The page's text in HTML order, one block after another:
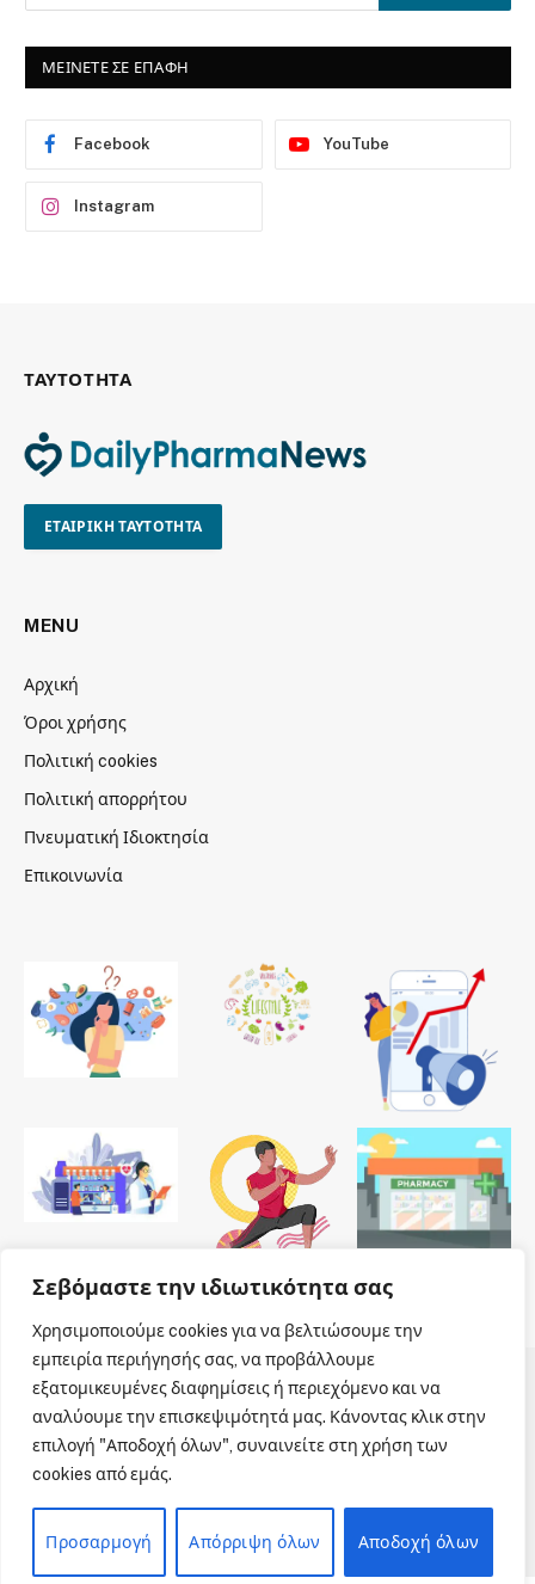
Σεβόμαστε την ιδιωτικότητα σας
Χρησιμοποιούμε cookies για να βελτιώσουμε την
εμπειρία περιήγησής σας, να προβάλλουμε
εξατομικευμένες διαφημίσεις ή περιεχόμενο και να
αναλύουμε την επισκεψιμότητά μας. Κάνοντας κλικ στην
επιλογή "Αποδοχή όλων", συναινείτε στη χρήση των
cookies από εμάς.
Προσαρμογή Απόρριψη όλων Αποδοχή όλων
ΜΕΙΝΕΤΕ ΣΕ ΕΠΑΦΗ
Facebook YouTube
Instagram
ΤΑΥΤΟΤΗΤΑ
ΕΤΑΙΡΙΚΗ ΤΑΥΤΟΤΗΤΑ
MENU
Αρχική
Όροι χρήσης
Πολιτική cookies
Πολιτική απορρήτου
Πνευματική Ιδιοκτησία
Επικοινωνία
© 2026 Dailypharmanews. Designed byDailypharmanews
Αρχική Όροι χρήσης
Πολιτική cookies
Πολιτική απορρήτου